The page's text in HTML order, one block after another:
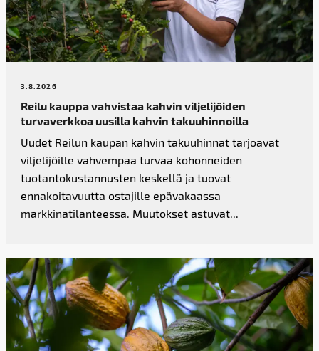
3.8.2026
Reilu kauppa vahvistaa kahvin­ viljelijöiden
turvaverkkoa uusilla kahvin takuuhinnoilla
Uudet Reilun kaupan kahvin takuuhinnat tarjoavat
viljelijöille vahvempaa turvaa kohonneiden
tuotantokustannusten keskellä ja tuovat
ennakoitavuutta ostajille epävakaassa
markkinatilanteessa. Muutokset astuvat...